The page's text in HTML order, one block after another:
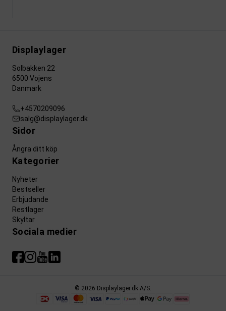
Displaylager
Solbakken 22
6500 Vojens
Danmark
+4570209096
salg@displaylager.dk
Sidor
Ångra ditt köp
Kategorier
Nyheter
Bestseller
Erbjudande
Restlager
Skyltar
Sociala medier
© 2026 Displaylager.dk A/S.